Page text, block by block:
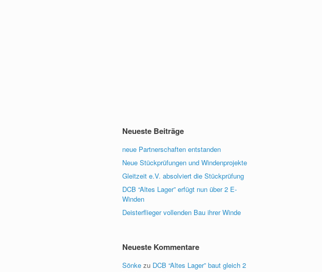
Neueste Beiträge
neue Partnerschaften entstanden
Neue Stückprüfungen und Windenprojekte
Gleitzeit e.V. absolviert die Stückprüfung
DCB “Altes Lager” erfügt nun über 2 E-
Winden
Deisterflieger vollenden Bau ihrer Winde
Neueste Kommentare
Sönke zu DCB “Altes Lager” baut gleich 2